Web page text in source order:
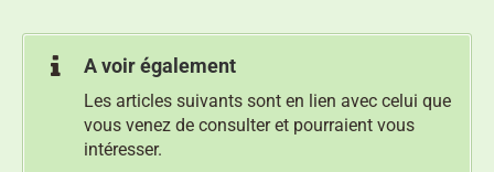
A voir également
Les articles suivants sont en lien avec celui que
vous venez de consulter et pourraient vous
intéresser.